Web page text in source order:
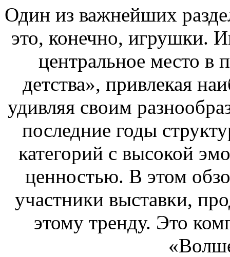
Один из важнейших
это, конечно, игрушки.
центральное место в
детства», привлекая
удивляя своим
последние годы
категорий с высокой
ценностью. В этом
участники выставки,
этому тренду. Это